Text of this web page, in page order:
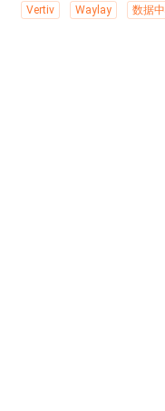
Vertiv Waylay 数据